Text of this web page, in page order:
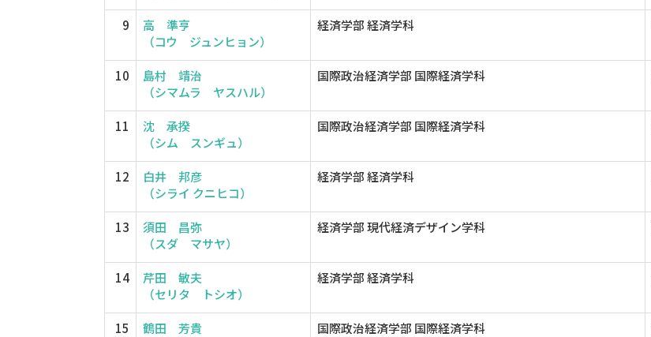
9
高 準亨
（コウ ジュンヒョン）
経済学部 経済学科
10
島村 靖治
（シマムラ ヤスハル）
国際政治経済学部 国際経済学科
11
沈 承揆
（シム スンギュ）
国際政治経済学部 国際経済学科
12
白井 邦彦
（シライ クニヒコ）
経済学部 経済学科
13
須田 昌弥
（スダ マサヤ）
経済学部 現代経済デザイン学科
14
芹田 敏夫
（セリタ トシオ）
経済学部 経済学科
15
鶴田 芳貴
国際政治経済学部 国際経済学科